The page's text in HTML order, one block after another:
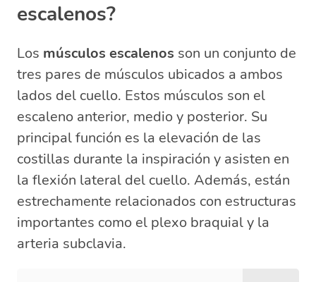
escalenos?
Los músculos escalenos son un conjunto de
tres pares de músculos ubicados a ambos
lados del cuello. Estos músculos son el
escaleno anterior, medio y posterior. Su
principal función es la elevación de las
costillas durante la inspiración y asisten en
la flexión lateral del cuello. Además, están
estrechamente relacionados con estructuras
importantes como el plexo braquial y la
arteria subclavia.